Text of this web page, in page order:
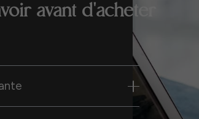
avant d'acheter